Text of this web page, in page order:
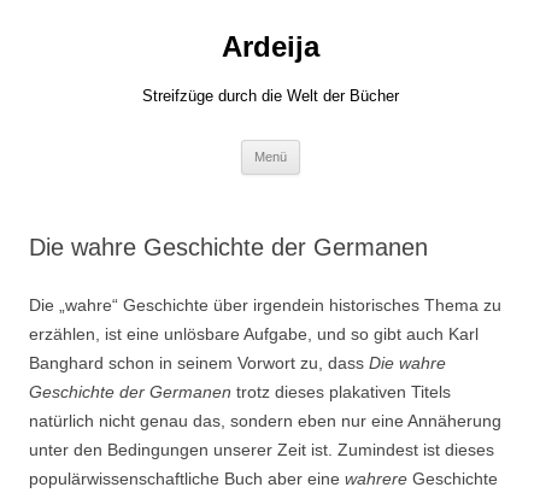
Ardeija
Streifzüge durch die Welt der Bücher
Menü
Die wahre Geschichte der Germanen
Die „wahre“ Geschichte über irgendein historisches Thema zu
erzählen, ist eine unlösbare Aufgabe, und so gibt auch Karl
Banghard schon in seinem Vorwort zu, dass Die wahre
Geschichte der Germanen trotz dieses plakativen Titels
natürlich nicht genau das, sondern eben nur eine Annäherung
unter den Bedingungen unserer Zeit ist. Zumindest ist dieses
populärwissenschaftliche Buch aber eine wahrere Geschichte